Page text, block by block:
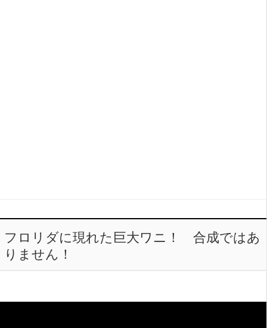
フロリダに現れた巨大ワニ！ 合成ではあ
りません！